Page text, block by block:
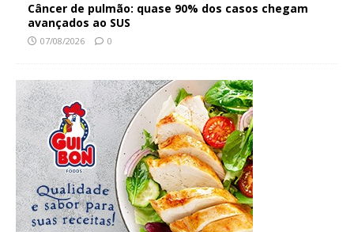
Câncer de pulmão: quase 90% dos casos chegam
avançados ao SUS
07/08/2026 0